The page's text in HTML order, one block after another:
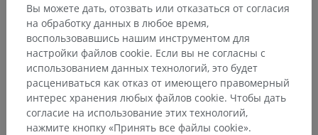
Вы можете дать, отозвать или отказаться от согласия
на обработку данных в любое время,
воспользовавшись нашим инструментом для
настройки файлов cookie. Если вы не согласны с
использованием данных технологий, это будет
расцениваться как отказ от имеющего правомерный
интерес хранения любых файлов cookie. Чтобы дать
согласие на использование этих технологий,
нажмите кнопку «Принять все файлы cookie».